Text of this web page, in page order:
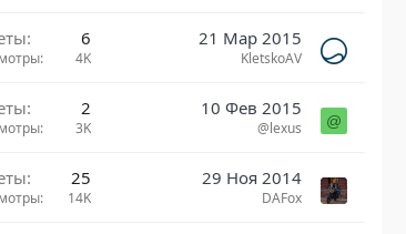
6
4K
21 Мар 2015
KletskoAV
2
3K
10 Фев 2015
@lexus @
25
14K
29 Ноя 2014
DAFox